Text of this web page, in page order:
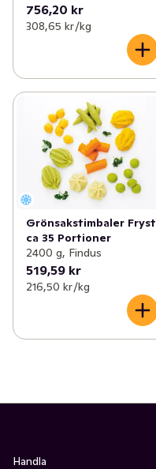
756,20 kr
308,65 kr /kg
Grönsakstimbaler Fryst
ca 35 Portioner
2400 g, Findus
519,59 kr
216,50 kr /kg
Handla